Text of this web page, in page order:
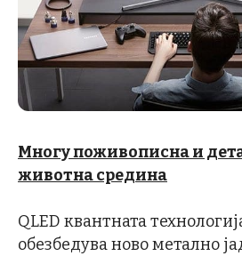
Многу поживописна и
животна средина
QLED квантната
обезбедува ново метално